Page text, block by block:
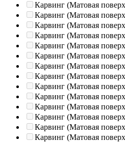
Карвинг (Матовая
Карвинг (Матовая
Карвинг (Матовая
Карвинг (Матовая
Карвинг (Матовая
Карвинг (Матовая
Карвинг (Матовая
Карвинг (Матовая
Карвинг (Матовая
Карвинг (Матовая
Карвинг (Матовая
Карвинг (Матовая
Карвинг (Матовая
Карвинг (Матовая